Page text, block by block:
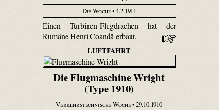
Die Woche• 4.2.1911
Einen Turbinen-Flugdrachen hat der
Rumäne Henri Coandă erbaut.
LUFTFAHRT
Die Flugmaschine Wright
(Type 1910)
Verkehrstechnische Woche• 29.10.1910